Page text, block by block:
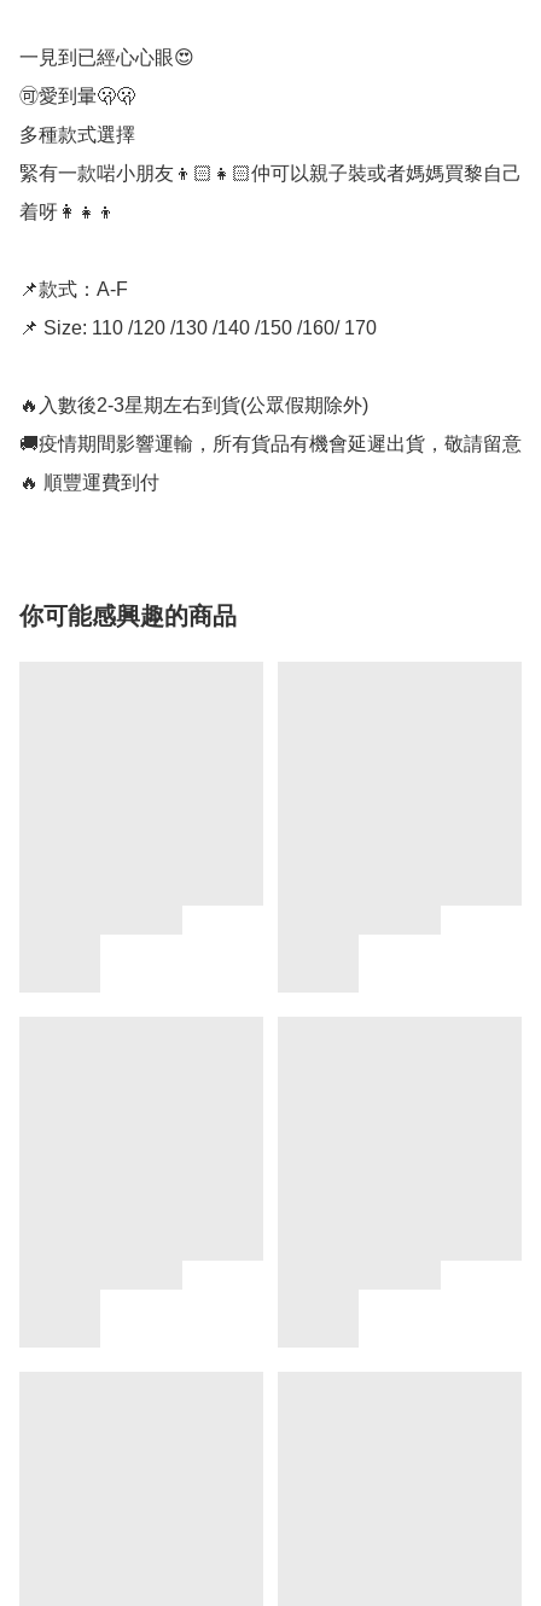
一見到已經心心眼😍
🉑️愛到暈🫢🫢
多種款式選擇
緊有一款啱小朋友👦🏻👧🏻仲可以親子裝或者媽媽買黎自己
着呀👩‍👧‍👦
📌款式：A-F
📌 Size: 110 /120 /130 /140 /150 /160/ 170
🔥入數後2-3星期左右到貨(公眾假期除外)
🚚疫情期間影響運輸，所有貨品有機會延遲出貨，敬請留意
🔥 順豐運費到付
你可能感興趣的商品